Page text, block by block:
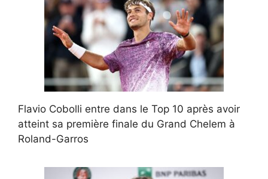
Flavio Cobolli entre dans le Top 10 après avoir
atteint sa première finale du Grand Chelem à
Roland-Garros